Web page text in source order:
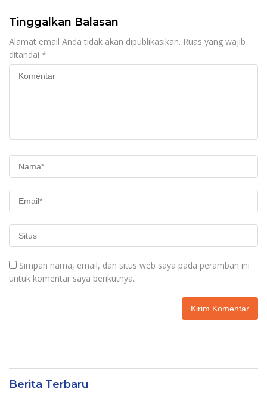
Tinggalkan Balasan
Alamat email Anda tidak akan dipublikasikan. Ruas yang wajib
ditandai *
Simpan nama, email, dan situs web saya pada peramban ini
untuk komentar saya berikutnya.
Berita Terbaru